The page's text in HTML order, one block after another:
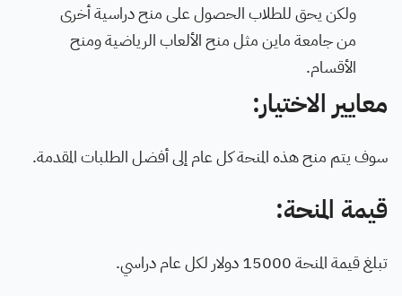
ولكن يحق للطلاب الحصول على منح دراسية أخرى
من جامعة ماين مثل منح الألعاب الرياضية ومنح
الأقسام.
معايير الاختيار:
سوف يتم منح هذه المنحة كل عام إلى أفضل الطلبات المقدمة.
قيمة المنحة:
تبلغ قيمة المنحة 15000 دولار لكل عام دراسي.